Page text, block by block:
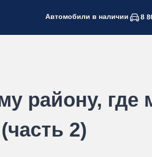
Автомобили в наличии 8
району, где
2)